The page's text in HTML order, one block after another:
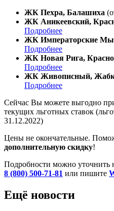
ЖК Пехра, Балашиха
ЖК Аникеевский,
Подробнее
ЖК Императорские
Подробнее
ЖК Новая Рига,
Подробнее
ЖК Живописный,
Подробнее
Сейчас Вы можете выгодно
текущих льготных ставок
31.12.2022)
Цены не окончательные.
дополнительную скидку!
Подробности можно уточнить
8 (800) 500-71-81 или пишите
Ещё новости